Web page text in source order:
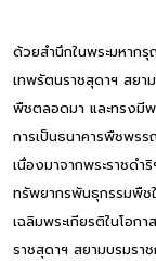
ด้วยสำนึกในพระมหาก
เทพรัตนราชสุดาฯ สยา
พืชตลอดมา และทรงมีพ
การเป็นธนาคารพืชพร
เนื่องมาจากพระราชด
ทรัพยากรพันธุกรรมพืช
เฉลิมพระเกียรติในโอก
ราชสุดาฯ สยามบรมรา